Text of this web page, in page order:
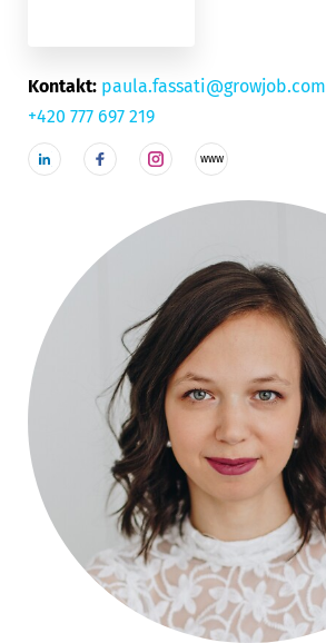
Kontakt: paula.fassati@growjob.com
+420 777 697 219